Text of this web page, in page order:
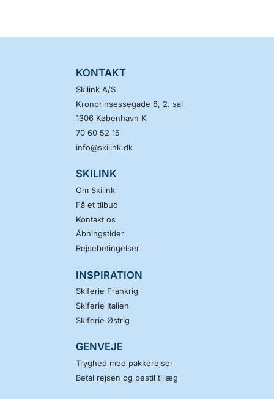
KONTAKT
Skilink A/S
Kronprinsessegade 8, 2. sal
1306 København K
70 60 52 15
info@skilink.dk
SKILINK
Om Skilink
Få et tilbud
Kontakt os
Åbningstider
Rejsebetingelser
INSPIRATION
Skiferie Frankrig
Skiferie Italien
Skiferie Østrig
GENVEJE
Tryghed med pakkerejser
Betal rejsen og bestil tillæg